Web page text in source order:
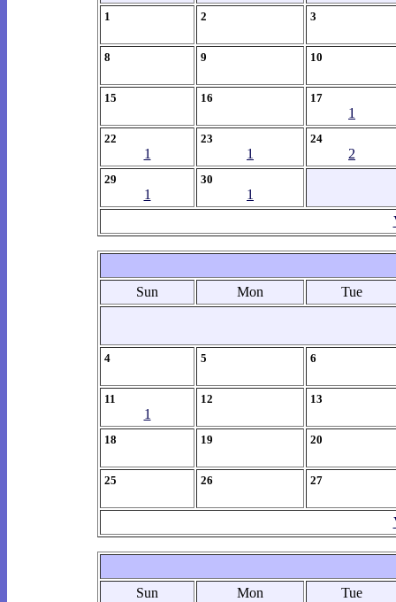
1 2 3
8 9 10
15 16 17
1
22
1
23
1
24
2
29
1
30
1
Sun Mon Tue
4 5 6
11
1
12 13
18 19 20
25 26 27
Sun Mon Tue